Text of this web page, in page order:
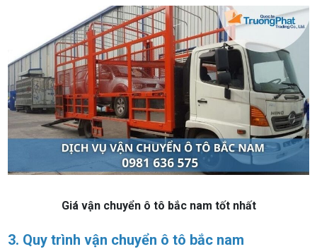
Giá vận chuyển ô tô bắc nam tốt nhất
3. Quy trình vận chuyển ô tô bắc nam